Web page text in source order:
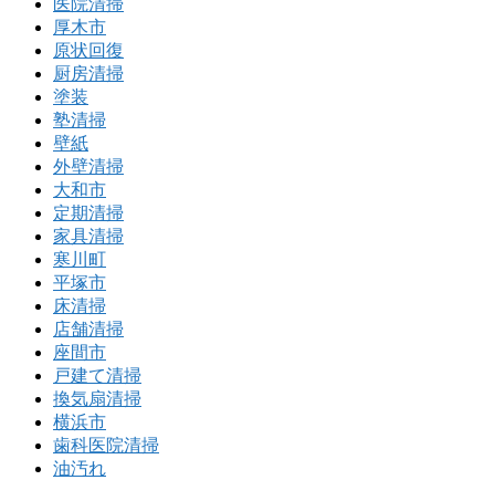
医院清掃
厚木市
原状回復
厨房清掃
塗装
塾清掃
壁紙
外壁清掃
大和市
定期清掃
家具清掃
寒川町
平塚市
床清掃
店舗清掃
座間市
戸建て清掃
換気扇清掃
横浜市
歯科医院清掃
油汚れ